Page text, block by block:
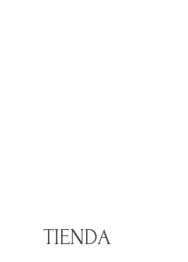
TIENDA